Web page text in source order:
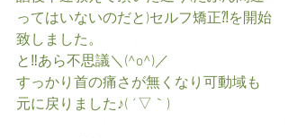
ってはいないのだと)セルフ矯正⁈を開始
致しました。
と‼︎あら不思議＼(^o^)／
すっかり首の痛さが無くなり可動域も
元に戻りました♪( ´▽｀)